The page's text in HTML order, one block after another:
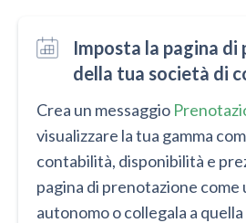
Imposta la pagina
della tua società di
Crea un messaggio
visualizzare la tua gamma
contabilità, disponibilità e
pagina di prenotazione come
autonomo o collegala a